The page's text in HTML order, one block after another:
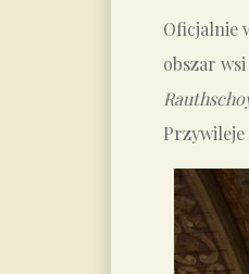
Oficjalnie
obszar
Przywileje